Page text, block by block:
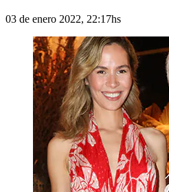
03 de enero 2022, 22:17hs